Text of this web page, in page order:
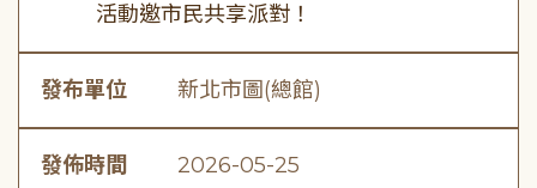
活動邀市民共享派對！
發布單位 新北市圖(總館)
發佈時間 2026-05-25